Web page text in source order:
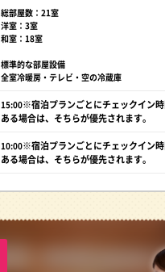
総部屋数：21室
洋室：3室
和室：18室
標準的な部屋設備
全室冷暖房・テレビ・空の冷蔵庫
15:00※宿泊プランごとにチェックイン
ある場合は、そちらが優先されます。
10:00※宿泊プランごとにチェックイン
ある場合は、そちらが優先されます。